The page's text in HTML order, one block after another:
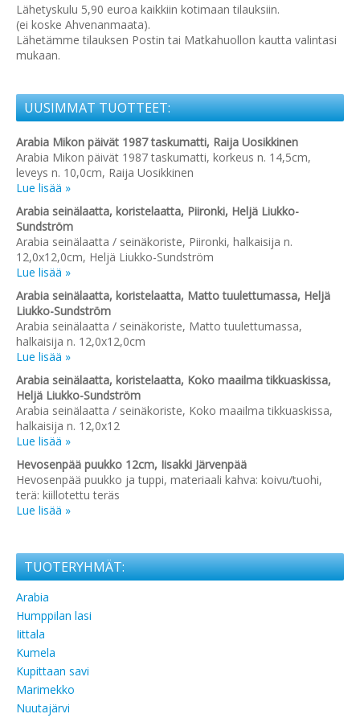
Lähetyskulu 5,90 euroa kaikkiin kotimaan tilauksiin.
(ei koske Ahvenanmaata).
Lähetämme tilauksen Postin tai Matkahuollon kautta valintasi
mukaan.
UUSIMMAT TUOTTEET:
Arabia Mikon päivät 1987 taskumatti, Raija Uosikkinen
Arabia Mikon päivät 1987 taskumatti, korkeus n. 14,5cm,
leveys n. 10,0cm, Raija Uosikkinen
Lue lisää »
Arabia seinälaatta, koristelaatta, Piironki, Heljä Liukko-
Sundström
Arabia seinälaatta / seinäkoriste, Piironki, halkaisija n.
12,0x12,0cm, Heljä Liukko-Sundström
Lue lisää »
Arabia seinälaatta, koristelaatta, Matto tuulettumassa, Heljä
Liukko-Sundström
Arabia seinälaatta / seinäkoriste, Matto tuulettumassa,
halkaisija n. 12,0x12,0cm
Lue lisää »
Arabia seinälaatta, koristelaatta, Koko maailma tikkuaskissa,
Heljä Liukko-Sundström
Arabia seinälaatta / seinäkoriste, Koko maailma tikkuaskissa,
halkaisija n. 12,0x12
Lue lisää »
Hevosenpää puukko 12cm, Iisakki Järvenpää
Hevosenpää puukko ja tuppi, materiaali kahva: koivu/tuohi,
terä: kiillotettu teräs
Lue lisää »
TUOTERYHMÄT:
Arabia
Humppilan lasi
Iittala
Kumela
Kupittaan savi
Marimekko
Nuutajärvi